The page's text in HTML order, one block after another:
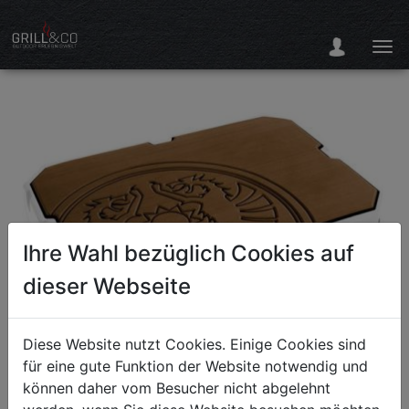
Ihre Wahl bezüglich Cookies auf
dieser Webseite
Diese Website nutzt Cookies. Einige Cookies sind
für eine gute Funktion der Website notwendig und
können daher vom Besucher nicht abgelehnt